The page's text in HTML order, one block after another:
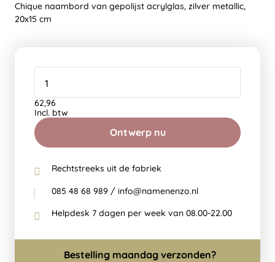
Chique naambord van gepolijst acrylglas, zilver metallic,
20x15 cm
Ontwerp nu
62,96
Incl. btw
Rechtstreeks uit de fabriek
085 48 68 989 / info@namenenzo.nl
Helpdesk 7 dagen per week van 08.00-22.00
Bestelling maandag verzonden?